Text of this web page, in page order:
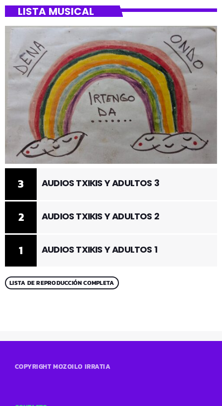
LISTA MUSICAL
1 AUDIOS TXIKIS Y ADULTOS 1
2 AUDIOS TXIKIS Y ADULTOS 2
3 AUDIOS TXIKIS Y ADULTOS 3
LISTA DE REPRODUCCIÓN COMPLETA
COPYRIGHT MOZOILO IRRATIA